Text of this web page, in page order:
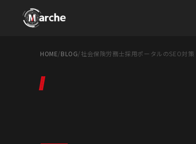
HOME/BLOG/社会保険労務士採用ポータルのSEO対